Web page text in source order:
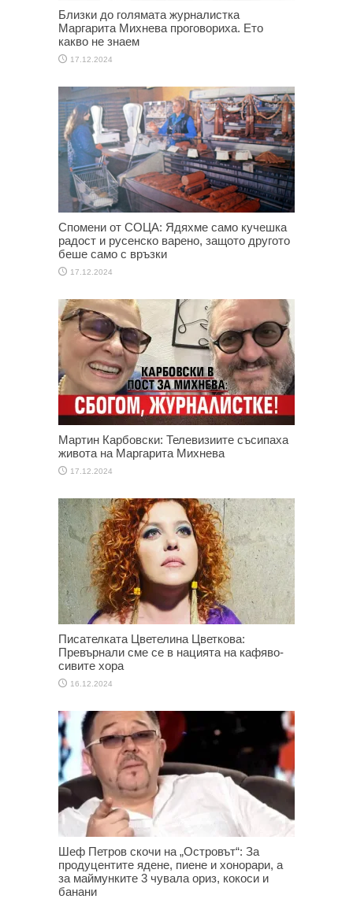
Близки до голямата журналистка
Маргарита Михнева проговориха. Ето
какво не знаем
17.12.2024
Спомени от СОЦА: Ядяхме само кучешка
радост и русенско варено, защото другото
беше само с връзки
17.12.2024
Мартин Карбовски: Телевизиите съсипаха
живота на Маргарита Михнева
17.12.2024
Писателката Цветелина Цветкова:
Превърнали сме се в нацията на кафяво-
сивите хора
16.12.2024
Шеф Петров скочи на „Островът“: За
продуцентите ядене, пиене и хонорари, а
за маймунките 3 чувала ориз, кокоси и
банани